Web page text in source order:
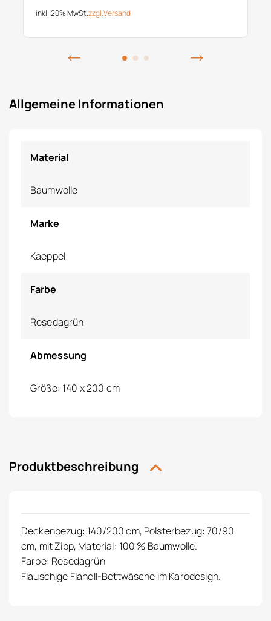
inkl. 20% MwSt.zzgl.Versand
Allgemeine Informationen
Material
Baumwolle
Marke
Kaeppel
Farbe
Resedagrün
Abmessung
Größe: 140 x 200 cm
Produktbeschreibung
Deckenbezug: 140/200 cm, Polsterbezug: 70/90
cm, mit Zipp, Material: 100 % Baumwolle.
Farbe: Resedagrün
Flauschige Flanell-Bettwäsche im Karodesign.